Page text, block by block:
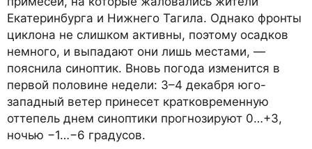
Екатеринбурга и Нижнего Тагила. Однако фронты
циклона не слишком активны, поэтому осадков
немного, и выпадают они лишь местами, —
пояснила синоптик. Вновь погода изменится в
первой половине недели: 3–4 декабря юго-
западный ветер принесет кратковременную
оттепель днем синоптики прогнозируют 0…+3,
ночью −1…−6 градусов.